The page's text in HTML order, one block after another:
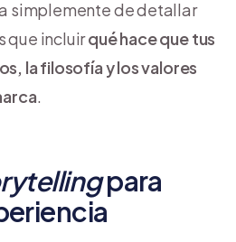
simplemente de detallar
que incluirqué hace que tus
la filosofía y los valores
.
para